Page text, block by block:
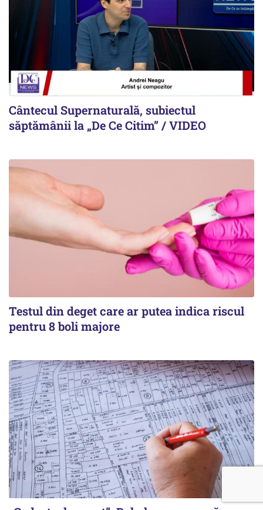
Cântecul Supernaturală, subiectul
săptămânii la „De Ce Citim” / VIDEO
Testul din deget care ar putea indica riscul
pentru 8 boli majore